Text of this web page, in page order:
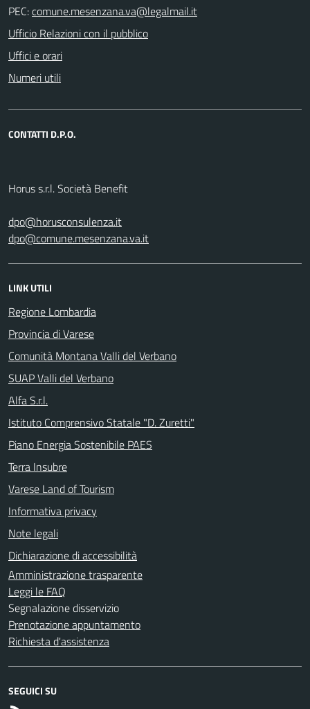
PEC:
Ufficio Relazioni con il pubblico
Uffici e orari
Numeri utili
CONTATTI D.P.O.
Horus s.r.l. Società Benefit
dpo@horusconsulenza.it
dpo@comune.mesenzana.va.it
LINK UTILI
Regione Lombardia
Provincia di Varese
Comunità Montana Valli del Verbano
SUAP Valli del Verbano
Alfa S.r.l.
Istituto Comprensivo Statale "D. Zuretti"
Piano Energia Sostenibile PAES
Terra Insubre
Varese Land of Tourism
Informativa privacy
Note legali
Dichiarazione di accessibilità
Amministrazione trasparente
Leggi le FAQ
Segnalazione disservizio
Prenotazione appuntamento
Richiesta d'assistenza
SEGUICI SU